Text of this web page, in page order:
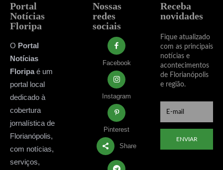
Portal
Notícias
Floripa
O Portal
Notícias
Floripaé um
portal local
dedicado à
cobertura
jornalística de
Florianópolis,
com notícias,
serviços,
Nossas
redes
sociais
Facebook
Instagram
Pinterest
Share
Receba
novidades
Fique atualizado
com as principais
notícias e
acontecimentos
de Florianópolis
e região.
ENVIAR